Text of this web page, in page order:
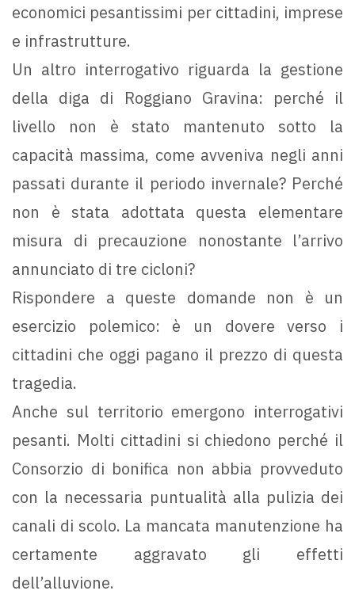
economici pesantissimi per cittadini, imprese
e infrastrutture.
Un altro interrogativo riguarda la gestione
della diga di Roggiano Gravina: perché il
livello non è stato mantenuto sotto la
capacità massima, come avveniva negli anni
passati durante il periodo invernale? Perché
non è stata adottata questa elementare
misura di precauzione nonostante l’arrivo
annunciato di tre cicloni?
Rispondere a queste domande non è un
esercizio polemico: è un dovere verso i
cittadini che oggi pagano il prezzo di questa
tragedia.
Anche sul territorio emergono interrogativi
pesanti. Molti cittadini si chiedono perché il
Consorzio di bonifica non abbia provveduto
con la necessaria puntualità alla pulizia dei
canali di scolo. La mancata manutenzione ha
certamente aggravato gli effetti
dell’alluvione.